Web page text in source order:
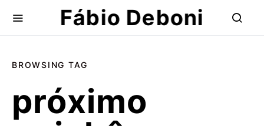
Fábio Deboni
BROWSING TAG
próximo